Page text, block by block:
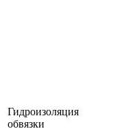
Гидроизоляция
обвязки